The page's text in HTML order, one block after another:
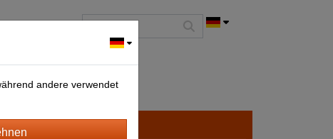
andere verwendet